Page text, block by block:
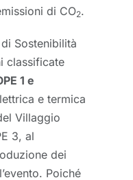
di CO2.
Sostenibilità
classificate
1 e
e termica
Villaggio
3, al
dei
Poiché